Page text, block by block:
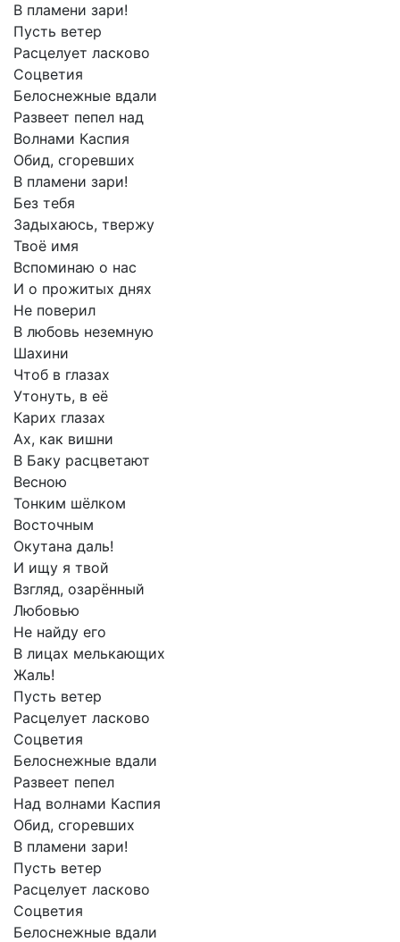
В пламени зари!
Пусть ветер
Расцелует ласково
Соцветия
Белоснежные вдали
Развеет пепел над
Волнами Каспия
Обид, сгоревших
В пламени зари!
Без тебя
Задыхаюсь, твержу
Твоё имя
Вспоминаю о нас
И о прожитых днях
Не поверил
В любовь неземную
Шахини
Чтоб в глазах
Утонуть, в её
Карих глазах
Ах, как вишни
В Баку расцветают
Весною
Тонким шёлком
Восточным
Окутана даль!
И ищу я твой
Взгляд, озарённый
Любовью
Не найду его
В лицах мелькающих
Жаль!
Пусть ветер
Расцелует ласково
Соцветия
Белоснежные вдали
Развеет пепел
Над волнами Каспия
Обид, сгоревших
В пламени зари!
Пусть ветер
Расцелует ласково
Соцветия
Белоснежные вдали